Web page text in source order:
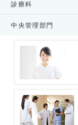
診療科
中央管理部門